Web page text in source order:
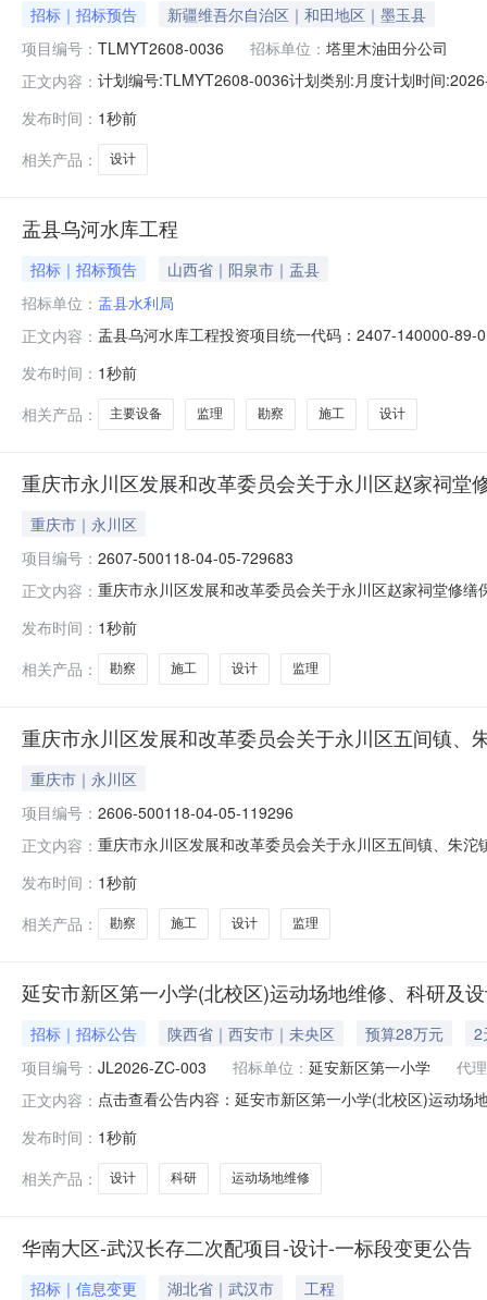
招标｜招标预告
新疆维吾尔自治区｜和田地区｜墨玉县
项目编号： TLMYT2608-0036 招标单位： 塔里木油田分公司
正文内容： 计划编号:TLMYT2608-0036计划类别:月度计划时间
～10m，多为新月形沙丘，地形起伏大，最大高差12m
井位于
发布时间： 1秒前
相关产品：
设计
盂县乌河水库工程
招标｜招标预告
山西省｜阳泉市｜盂县
招标单位： 盂县水利局
正文内容： 盂县乌河水库工程投资项目统一代码：2407-140000-
水库大坝、供水工程取水口、上坝道路和安全监测系统
坝高56.
发布时间： 1秒前
相关产品：
主要设备 监理 勘察 施工 设计
重庆市永川区发展和改革委员会关于永川区赵家祠堂
重庆市｜永川区
项目编号： 2607-500118-04-05-729683
正文内容： 重庆市永川区发展和改革委员会关于永川区赵家祠堂修
行性研究报告，现就有关事宜批复如下：一、项目名称
主：重庆市永川
发布时间： 1秒前
相关产品：
勘察 施工 设计 监理
重庆市永川区发展和改革委员会关于永川区五间镇
重庆市｜永川区
项目编号： 2606-500118-04-05-119296
正文内容： 重庆市永川区发展和改革委员会关于永川区五间镇、朱
示》（永水库中心〔2026〕129号）收悉。经研究，原
设项目；项目代码：2606-5001
发布时间： 1秒前
相关产品：
勘察 施工 设计 监理
延安市新区第一小学(北校区)运动场地维修、科研及
招标｜招标公告 陕西省｜西安市｜未央区 预算28万元
2
项目编号： JL2026-ZC-003 招标单位： 延安新区第一小学
代
正文内容： 点击查看公告内容：延安市新区第一小学(北校区)运动场
发布时间： 1秒前
相关产品：
设计 科研 运动场地维修
华南大区-武汉长存二次配项目-设计-一标段变更公告
招标｜信息变更 湖北省｜武汉市
工程